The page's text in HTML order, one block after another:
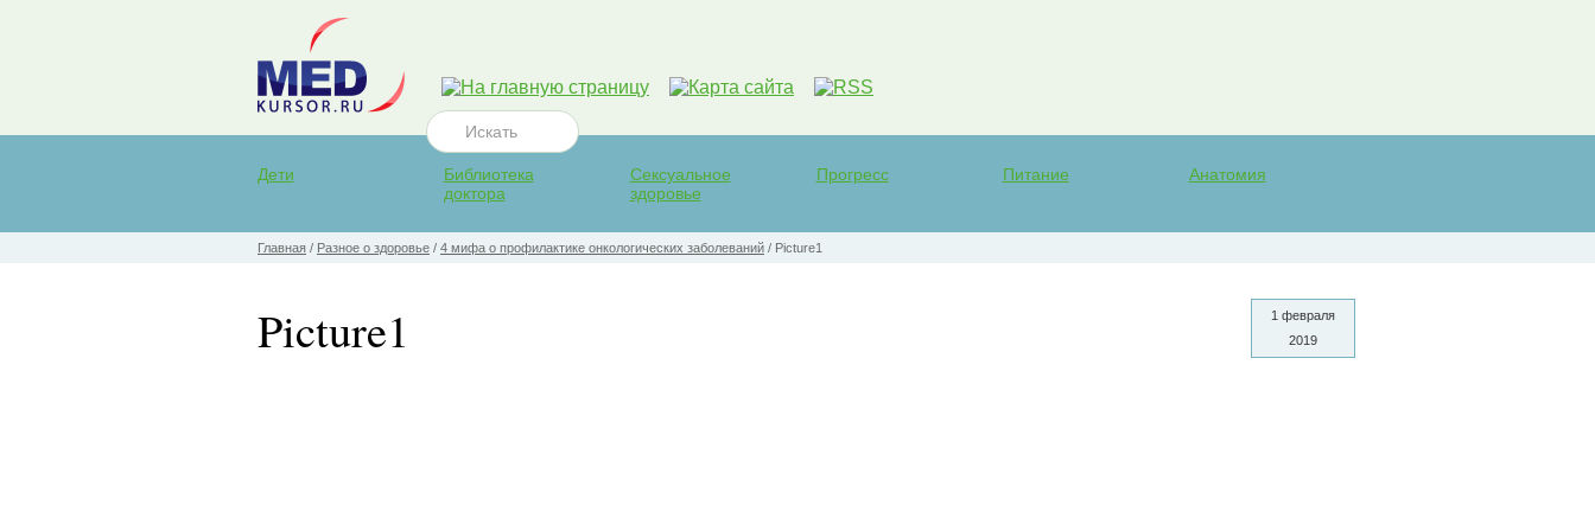
Дети
Библиотека
доктора
Сексуальное
здоровье
Прогресс Питание Анатомия
Главная / Разное о здоровье / 4 мифа о профилактике онкологических заболеваний / Picture1
1 февраля
2019
Picture1